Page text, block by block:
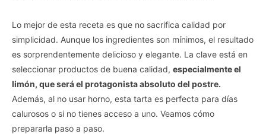
Lo mejor de esta receta es que no sacrifica calidad por
simplicidad. Aunque los ingredientes son mínimos, el resultado
es sorprendentemente delicioso y elegante. La clave está en
seleccionar productos de buena calidad, especialmente el
limón, que será el protagonista absoluto del postre.
Además, al no usar horno, esta tarta es perfecta para días
calurosos o si no tienes acceso a uno. Veamos cómo
prepararla paso a paso.